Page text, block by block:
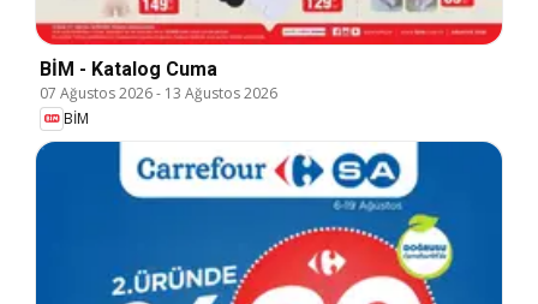
BİM - Katalog Cuma
07 Ağustos 2026- 13 Ağustos 2026
BİM